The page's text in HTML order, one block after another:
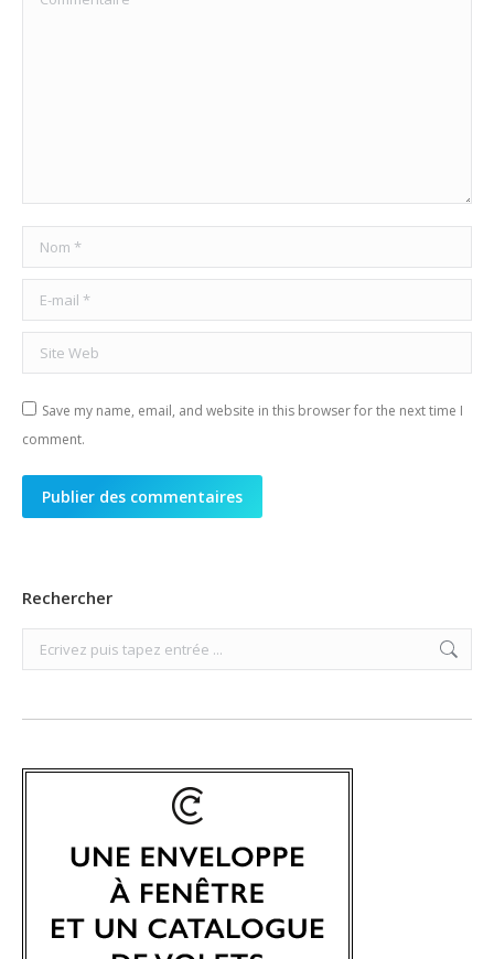
Nom *
E-mail *
Site Web
Save my name, email, and website in this browser for the next time I
comment.
Publier des commentaires
Rechercher
Search: